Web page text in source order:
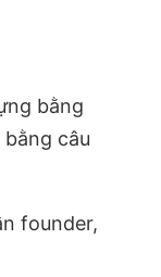
bằng
câu
founder,